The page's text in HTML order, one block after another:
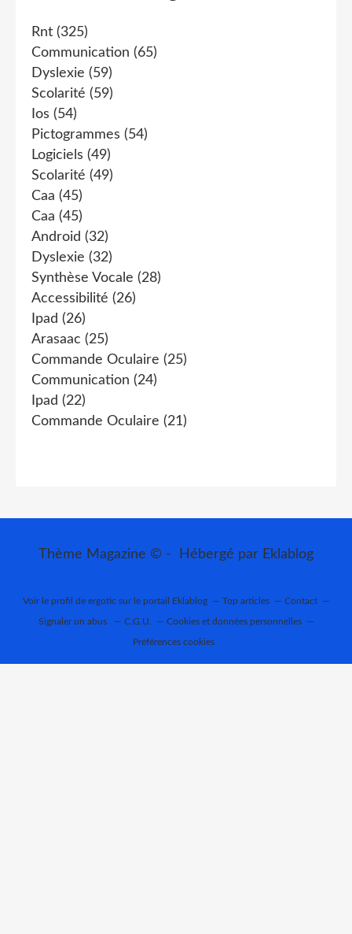
Rnt (325)
Communication (65)
Dyslexie (59)
Scolarité (59)
Ios (54)
Pictogrammes (54)
Logiciels (49)
Scolarité (49)
Caa (45)
Caa (45)
Android (32)
Dyslexie (32)
Synthèse Vocale (28)
Accessibilité (26)
Ipad (26)
Arasaac (25)
Commande Oculaire (25)
Communication (24)
Ipad (22)
Commande Oculaire (21)
Thème Magazine © - Hébergé par Eklablog
Voir le profil de ergotic sur le portail Eklablog Top articles Contact
Signaler un abus C.G.U. Cookies et données personnelles
Préférences cookies